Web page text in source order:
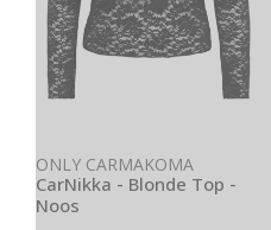
Vælg muligheder
ONLY CARMAKOMA
CarNikka - Blonde Top -
Noos